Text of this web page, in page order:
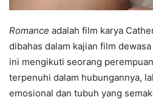
Romance adalah film karya
dibahas dalam kajian film
ini mengikuti seorang
terpenuhi dalam hubungannya,
emosional dan tubuh yang